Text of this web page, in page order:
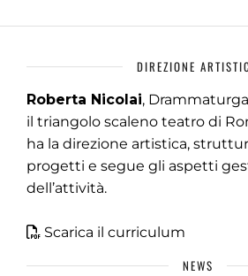
DIREZIONE
Roberta Nicolai,
il triangolo scaleno teatro di
ha la direzione artistica,
progetti e segue gli aspetti
dell’attività.
Scarica il curriculum
NEWS